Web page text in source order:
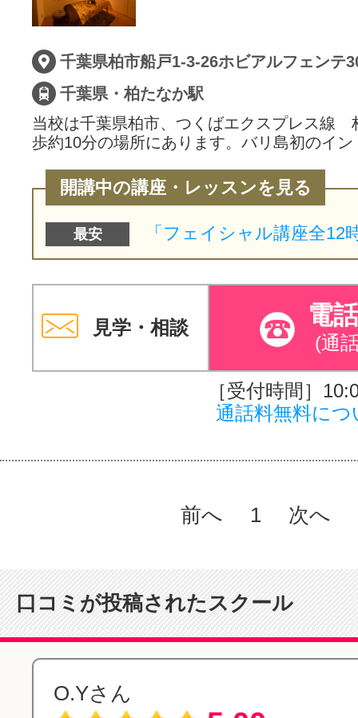
千葉県柏市船戸1-3-26ホビアルフェンテ
千葉県・柏たなか駅
当校は千葉県柏市、つくばエクスプレス線
歩約10分の場所にあります。バリ島初のイ
開講中の講座・レッスンを見る
最安
見学・相談 電
(通
［受付時間］
通話料無料につ
前へ 1 次へ
口コミが投稿されたスクール
O.Yさん